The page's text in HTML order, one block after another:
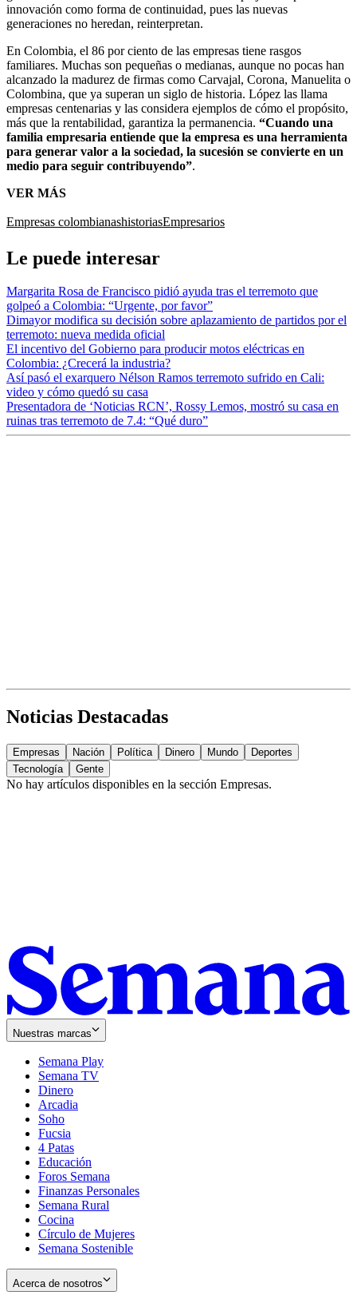
innovación como forma de continuidad, pues las nuevas
generaciones no heredan, reinterpretan.
En Colombia, el 86 por ciento de las empresas tiene rasgos
familiares. Muchas son pequeñas o medianas, aunque no pocas han
alcanzado la madurez de firmas como Carvajal, Corona, Manuelita o
Colombina, que ya superan un siglo de historia. López las llama
empresas centenarias y las considera ejemplos de cómo el propósito,
más que la rentabilidad, garantiza la permanencia. “Cuando una
familia empresaria entiende que la empresa es una herramienta
para generar valor a la sociedad, la sucesión se convierte en un
medio para seguir contribuyendo”.
VER MÁS
Empresas colombianashistoriasEmpresarios
Le puede interesar
Margarita Rosa de Francisco pidió ayuda tras el terremoto que
golpeó a Colombia: “Urgente, por favor”
Dimayor modifica su decisión sobre aplazamiento de partidos por el
terremoto: nueva medida oficial
El incentivo del Gobierno para producir motos eléctricas en
Colombia: ¿Crecerá la industria?
Así pasó el exarquero Nélson Ramos terremoto sufrido en Cali:
video y cómo quedó su casa
Presentadora de ‘Noticias RCN’, Rossy Lemos, mostró su casa en
ruinas tras terremoto de 7.4: “Qué duro”
Noticias Destacadas
Empresas Nación Política Dinero Mundo
Deportes
Tecnología
Gente
No hay artículos disponibles en la sección Empresas.
Nuestras marcas
Semana Play
Semana TV
Dinero
Arcadia
Soho
in
new
window
Fucsia
in
new
window
4 Patas
Educación
Foros Semana
Finanzas Personales
Semana Rural
Cocina
Círculo de Mujeres
Semana Sostenible
Acerca de nosotros